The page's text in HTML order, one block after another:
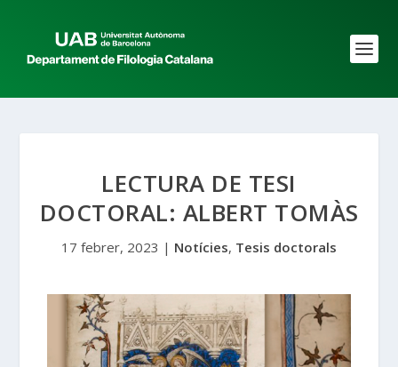
LECTURA DE TESI
DOCTORAL: ALBERT TOMÀS
17 febrer, 2023 | Notícies, Tesis doctorals